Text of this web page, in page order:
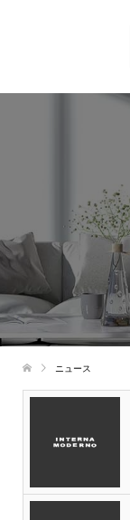
ニュース